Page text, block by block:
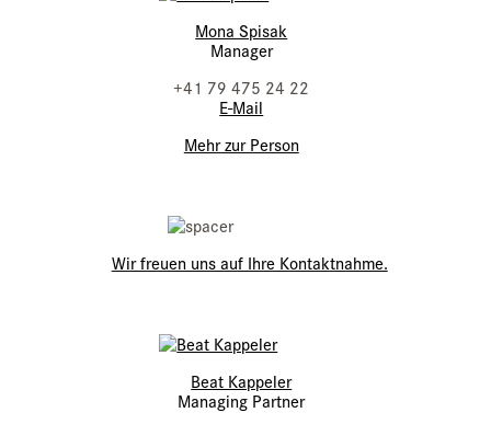
Mona Spisak
Manager
+41 79 475 24 22
E-Mail
Mehr zur Person
Wir freuen uns auf Ihre Kontaktnahme.
Beat Kappeler
Managing Partner